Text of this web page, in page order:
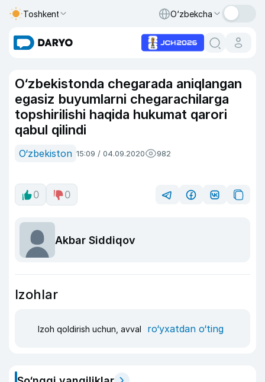
Toshkent O‘zbekcha
O‘zbekistonda chegarada aniqlangan
egasiz buyumlarni chegarachilarga
topshirilishi haqida hukumat qarori
qabul qilindi
O‘zbekiston 15:09 / 04.09.2020 982
0 0
Akbar Siddiqov
Izohlar
Izoh qoldirish uchun, avval ro‘yxatdan o‘ting